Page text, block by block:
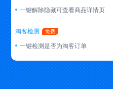
一键解除隐藏可查看商品详情页
淘客检测
一键检测是否为淘客订单